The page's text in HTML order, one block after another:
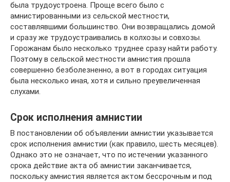
была трудоустроена. Проще всего было с
амнистированными из сельской местности,
составлявшими большинство. Они возвращались домой
и сразу же трудоустраивались в колхозы и совхозы.
Горожанам было несколько труднее сразу найти работу.
Поэтому в сельской местности амнистия прошла
совершенно безболезненно, а вот в городах ситуация
была несколько иная, хотя и сильно преувеличенная
слухами.
Срок исполнения амнистии
В постановлении об объявлении амнистии указывается
срок исполнения амнистии (как правило, шесть месяцев).
Однако это не означает, что по истечении указанного
срока действие акта об амнистии заканчивается,
поскольку амнистия является актом бессрочным и под